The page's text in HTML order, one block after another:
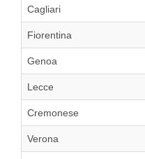
Cagliari
Fiorentina
Genoa
Lecce
Cremonese
Verona